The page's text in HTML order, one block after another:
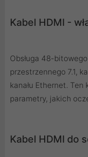
Kabel HDMI -
Obsługa 48-
przestrzennego 7.1,
kanału Ethernet. Ten
parametry, jakich
Kabel HDMI do